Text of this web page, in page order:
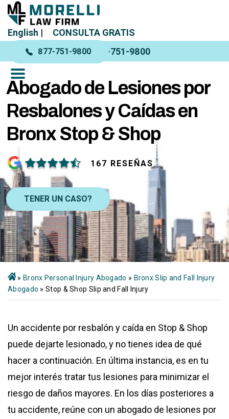
English | CONSULTA GRATIS
877-751-9800 877-751-9800
Abogado de Lesiones por
Resbalones y Caídas en
Bronx Stop & Shop
167 RESEÑAS
TENER UN CASO?
» Bronx Personal Injury Abogado » Bronx Slip and Fall Injury
Abogado »Stop & Shop Slip and Fall Injury
Un accidente por resbalón y caída en Stop & Shop
puede dejarte lesionado, y no tienes idea de qué
hacer a continuación. En última instancia, es en tu
mejor interés tratar tus lesiones para minimizar el
riesgo de daños mayores. En los días posteriores a
tu accidente, reúne con un abogado de lesiones por